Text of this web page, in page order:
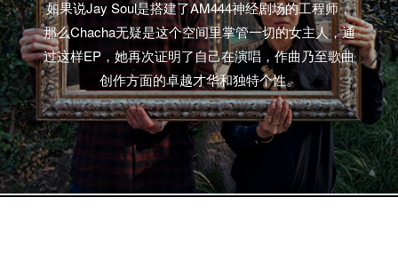
如果说Jay Soul是搭建了AM444神经剧场的工程师，
那么Chacha无疑是这个空间里掌管一切的女主人，通
过这样EP，她再次证明了自己在演唱，作曲乃至歌曲
创作方面的卓越才华和独特个性。